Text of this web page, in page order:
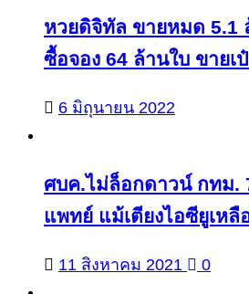
หวยดิจิทัล ขายหมด 5.1
ซื้อจอง 64 ล้านใบ ขายเ
6 มิถุนายน 2022
ศบค.ไม่ล็อกดาวน์ กทม.
แพทย์ แม้เตียงไอซียูเหลื
11 สิงหาคม 2021 0